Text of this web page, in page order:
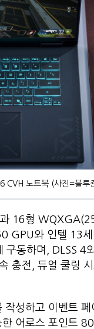
CVH 노트북 (사진=블루
16형
GPU와 인텔 13세
동하며, DLSS 4
충전, 듀얼 쿨링
성하고 이벤트
어로스 포인트